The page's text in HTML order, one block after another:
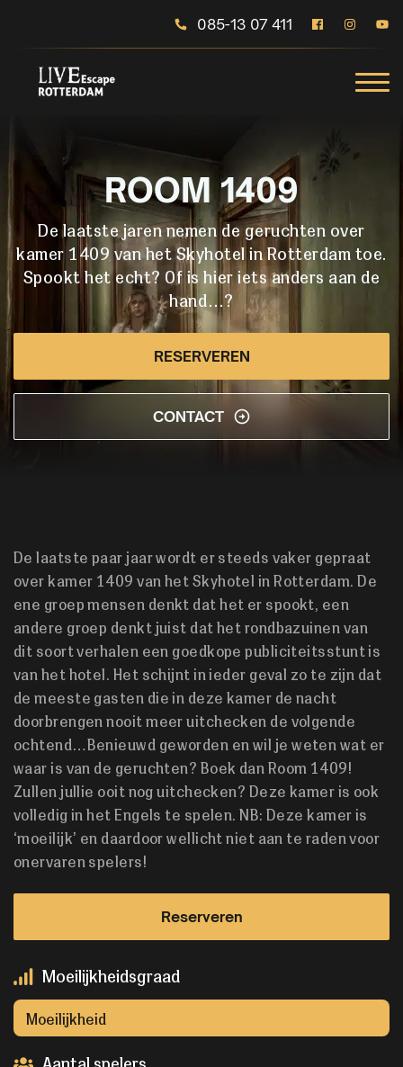
085-13 07 411
ROOM 1409
De laatste jaren nemen de geruchten over
kamer 1409 van het Skyhotel in Rotterdam toe.
Spookt het echt? Of is hier iets anders aan de
hand…?
RESERVEREN
CONTACT
De laatste paar jaar wordt er steeds vaker gepraat
over kamer 1409 van het Skyhotel in Rotterdam. De
ene groep mensen denkt dat het er spookt, een
andere groep denkt juist dat het rondbazuinen van
dit soort verhalen een goedkope publiciteitsstunt is
van het hotel. Het schijnt in ieder geval zo te zijn dat
de meeste gasten die in deze kamer de nacht
doorbrengen nooit meer uitchecken de volgende
ochtend…Benieuwd geworden en wil je weten wat er
waar is van de geruchten? Boek dan Room 1409!
Zullen jullie ooit nog uitchecken? Deze kamer is ook
volledig in het Engels te spelen. NB: Deze kamer is
‘moeilijk’ en daardoor wellicht niet aan te raden voor
onervaren spelers!
Reserveren
Moeilijkheidsgraad
Moeilijkheid